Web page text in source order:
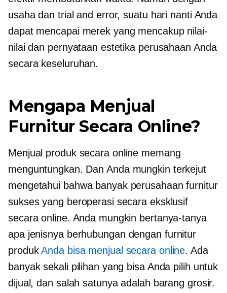
usaha dan trial and error, suatu hari nanti Anda
dapat mencapai merek yang mencakup nilai-
nilai dan pernyataan estetika perusahaan Anda
secara keseluruhan.
Mengapa Menjual
Furnitur Secara Online?
Menjual produk secara online memang
menguntungkan. Dan Anda mungkin terkejut
mengetahui bahwa banyak perusahaan furnitur
sukses yang beroperasi secara eksklusif
secara online. Anda mungkin bertanya-tanya
apa jenisnya berhubungan dengan furnitur
produkAnda bisa menjual secara online. Ada
banyak sekali pilihan yang bisa Anda pilih untuk
dijual, dan salah satunya adalah barang grosir.